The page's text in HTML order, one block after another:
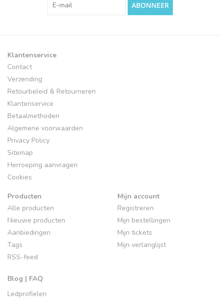
ABONNEER
Klantenservice
Contact
Verzending
Retourbeleid & Retourneren
Klantenservice
Betaalmethoden
Algemene voorwaarden
Privacy Policy
Sitemap
Herroeping aanvragen
Cookies
Producten
Alle producten
Nieuwe producten
Aanbiedingen
Tags
RSS-feed
Blog | FAQ
Ledprofielen
Mijn account
Registreren
Mijn bestellingen
Mijn tickets
Mijn verlanglijst